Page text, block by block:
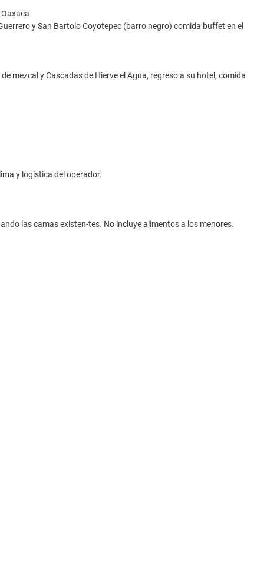
y San Bartolo Coyotepec (barro negro) comida buffet en el
mezcal y Cascadas de Hierve el Agua, regreso a su hotel, comida
y logística del operador.
las camas existen-tes. No incluye alimentos a los menores.